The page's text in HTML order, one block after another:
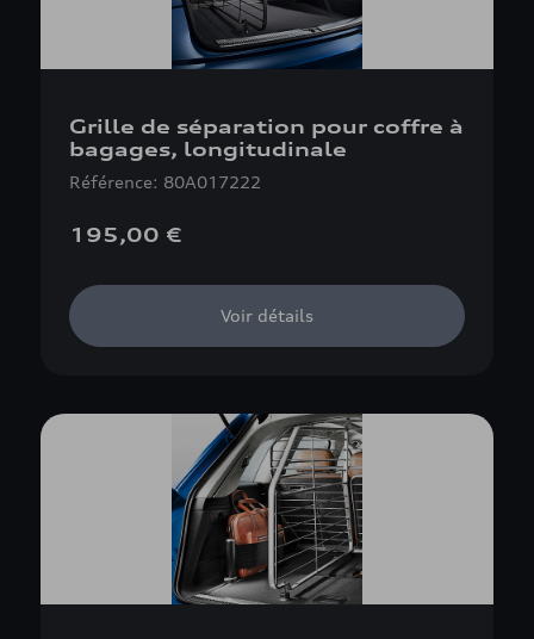
Grille de séparation pour coffre à
bagages, longitudinale
Référence: 80A017222
195,00 €
Voir détails